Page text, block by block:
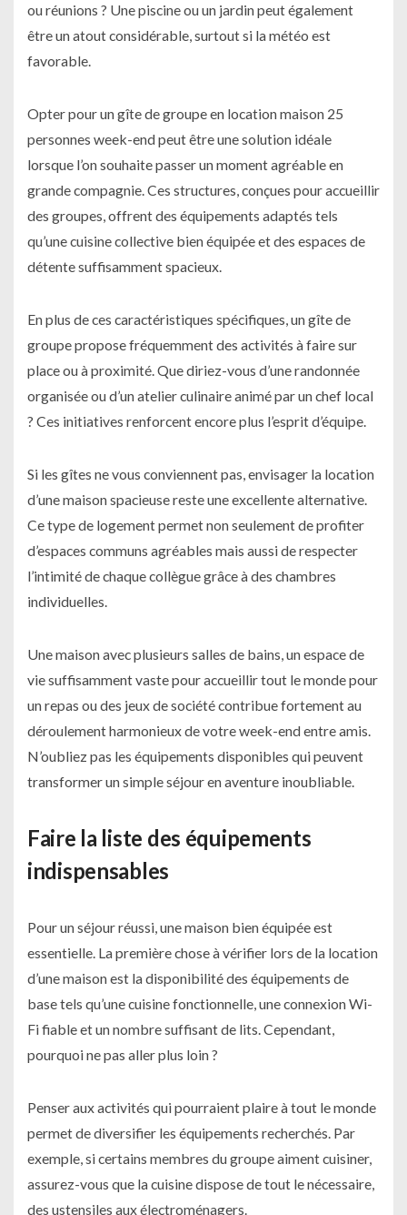
ou réunions ? Une piscine ou un jardin peut également
être un atout considérable, surtout si la météo est
favorable.
Opter pour un gîte de groupe en location maison 25
personnes week-endpeut être une solution idéale
lorsque l’on souhaite passer un moment agréable en
grande compagnie. Ces structures, conçues pour accueillir
des groupes, offrent des équipements adaptés tels
qu’une cuisine collective bien équipée et des espaces de
détente suffisamment spacieux.
En plus de ces caractéristiques spécifiques, un gîte de
groupe propose fréquemment des activités à faire sur
place ou à proximité. Que diriez-vous d’une randonnée
organisée ou d’un atelier culinaire animé par un chef local
? Ces initiatives renforcent encore plus l’esprit d’équipe.
Si les gîtes ne vous conviennent pas, envisager la location
d’une maison spacieuse reste une excellente alternative.
Ce type de logement permet non seulement de profiter
d’espaces communs agréables mais aussi de respecter
l’intimité de chaque collègue grâce à des chambres
individuelles.
Une maison avec plusieurs salles de bains, un espace de
vie suffisamment vaste pour accueillir tout le monde pour
un repas ou des jeux de société contribue fortement au
déroulement harmonieux de votre week-end entre amis.
N’oubliez pas les équipements disponibles qui peuvent
transformer un simple séjour en aventure inoubliable.
Faire la liste des équipements
indispensables
Pour un séjour réussi, une maison bien équipée est
essentielle. La première chose à vérifier lors de la location
d’une maison est la disponibilité des équipements de
base tels qu’une cuisine fonctionnelle, une connexion Wi-
Fi fiable et un nombre suffisant de lits. Cependant,
pourquoi ne pas aller plus loin ?
Penser aux activités qui pourraient plaire à tout le monde
permet de diversifier les équipements recherchés. Par
exemple, si certains membres du groupe aiment cuisiner,
assurez-vous que la cuisine dispose de tout le nécessaire,
des ustensiles aux électroménagers.